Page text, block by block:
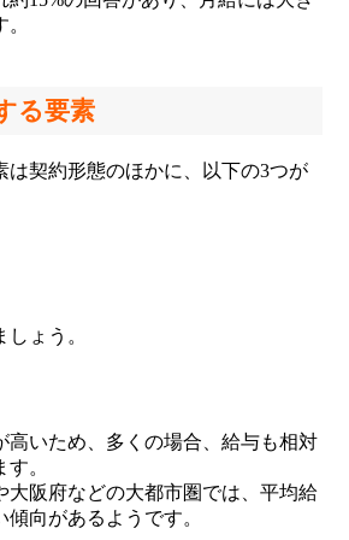
る要素
は契約形態のほかに、以下の3つが
ょう。
高いため、多くの場合、給与も相対
。
大阪府などの大都市圏では、平均給
向があるようです。